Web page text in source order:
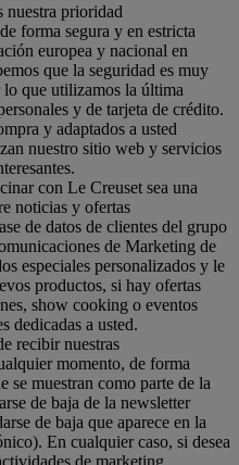
nuestra prioridad
forma segura y en estricta
europea y nacional en
que la seguridad es muy
que utilizamos la última
y de tarjeta de crédito.
y adaptados a usted
nuestro sitio web y servicios
con Le Creuset sea una
noticias y ofertas
de datos de clientes del grupo
de Marketing de
especiales personalizados y le
productos, si hay ofertas
show cooking o eventos
dedicadas a usted.
recibir nuestras
momento, de forma
se muestran como parte de la
de baja de la newsletter
de baja que aparece en la
En cualquier caso, si desea
de marketing,